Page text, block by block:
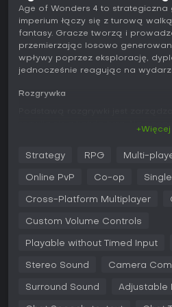
Age of Wonders 4 to strategiczna
imperium łączy się z turową
fantasy. Gracze tworzą i
przemierzając losowo
wpływy poprzez eksplorację,
jednocześnie reagując na
Rozgrywka
odblokowuje zaklęcia, ulepszenia
wpływające zarówno na armię,
Rozwój opiera się na zasobach
kontrolować tereny poza
otwierając drogę do sojuszy lub
ustawienie jednostek, morale
+Więcej
Strategy RPG Multi-
Online PvP Co-op
Cross-Platform Multiplayer
Custom Volume Controls
Playable without Timed Input
Stereo Sound Camera
Surround Sound Adjustable